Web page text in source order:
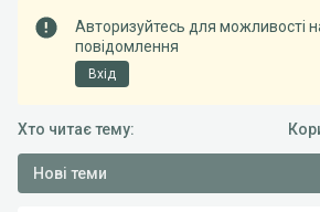
Авторизуйтесь для можливості
повідомлення
Вхід
Хто читає тему:
Нові теми